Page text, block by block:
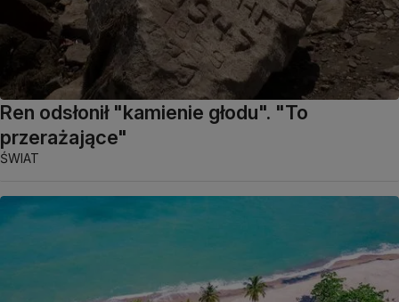
Ren odsłonił "kamienie głodu". "To
przerażające"
ŚWIAT